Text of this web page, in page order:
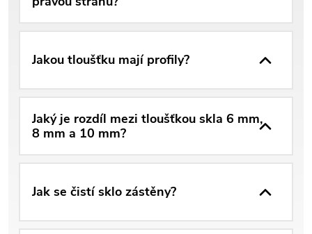
Jakou tloušťku mají profily?
Jaký je rozdíl mezi tloušťkou skla 6 mm,
8 mm a 10 mm?
Jak se čistí sklo zástěny?